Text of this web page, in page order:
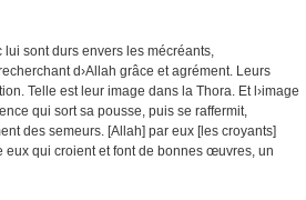
lui sont durs envers les mécréants,
d›Allah grâce et agrément. Leurs
Telle est leur image dans la Thora. Et l›image
qui sort sa pousse, puis se raffermit,
des semeurs. [Allah] par eux [les croyants]
eux qui croient et font de bonnes œuvres, un